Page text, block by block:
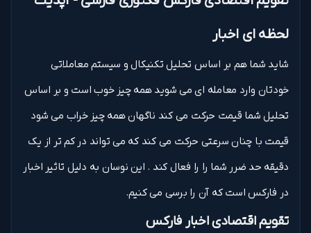
لحظه ای اخبار
شاید شما هم بر اساس تحلیل تکنیکال و سیستم معاملاتی
خودتان وارد معامله ای می شوید همه چیز خوب است و بر اساس
تحلیل شما قیمت حرکت می کند ناگهان همه چیز خراب می شود
قیمت با چنان سرعتی حرکت می کند که می تواند در کم تر از یک
دقیقه حد ضرر شما را را فعال کند . این نوسان به دلیل تاثیر اخبار
در فارکس است که آن را برسی می کنیم.
تقویم اقتصادی اخبار فارکس